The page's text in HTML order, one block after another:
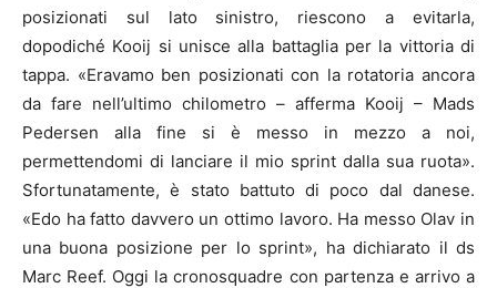
posizionati sul lato sinistro, riescono a evitarla,
dopodiché Kooij si unisce alla battaglia per la vittoria di
tappa. «Eravamo ben posizionati con la rotatoria ancora
da fare nell’ultimo chilometro – afferma Kooij – Mads
Pedersen alla fine si è messo in mezzo a noi,
permettendomi di lanciare il mio sprint dalla sua ruota».
Sfortunatamente, è stato battuto di poco dal danese.
«Edo ha fatto davvero un ottimo lavoro. Ha messo Olav in
una buona posizione per lo sprint», ha dichiarato il ds
Marc Reef. Oggi la cronosquadre con partenza e arrivo a